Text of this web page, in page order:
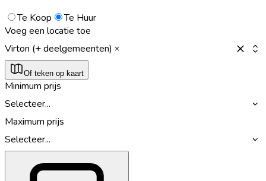
Te Koop
Te Huur
Voeg een locatie toe
Virton (+ deelgemeenten)
Of teken op kaart
Minimum prijs
Selecteer...
Maximum prijs
Selecteer...